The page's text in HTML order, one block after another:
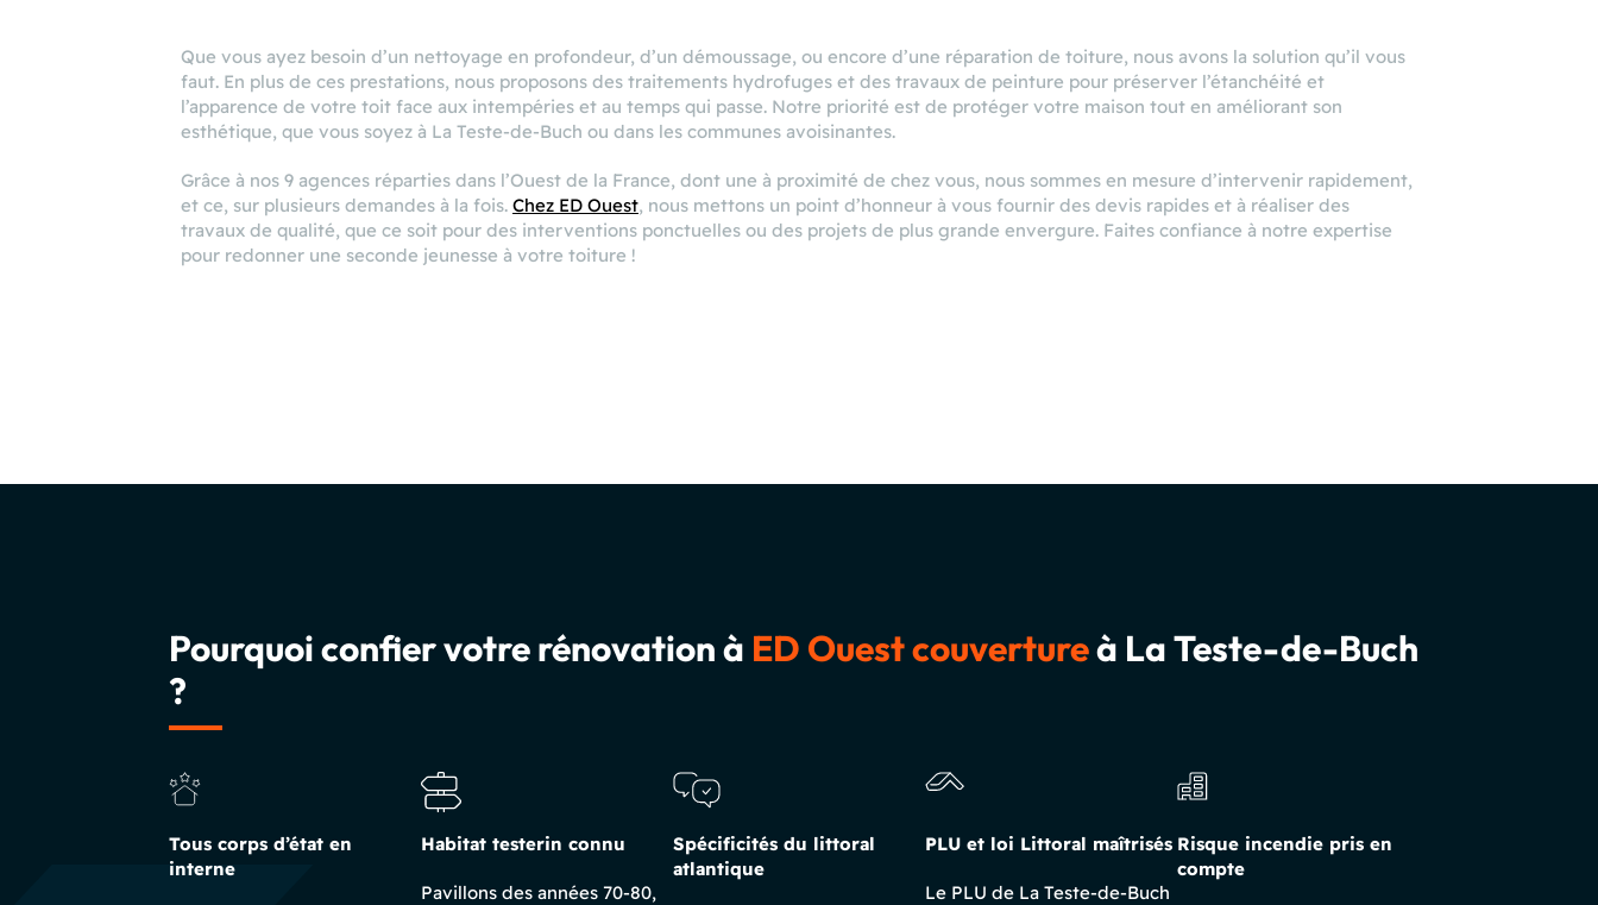
Que vous ayez besoin d’un nettoyage en profondeur, d’un démoussage, ou encore d’une réparation de toiture, nous avons la solution qu’il vous
faut. En plus de ces prestations, nous proposons des traitements hydrofuges et des travaux de peinture pour préserver l’étanchéité et
l’apparence de votre toit face aux intempéries et au temps qui passe. Notre priorité est de protéger votre maison tout en améliorant son
esthétique, que vous soyez à La Teste-de-Buch ou dans les communes avoisinantes.
Grâce à nos 9 agences réparties dans l’Ouest de la France, dont une à proximité de chez vous, nous sommes en mesure d’intervenir rapidement,
et ce, sur plusieurs demandes à la fois. Chez ED Ouest, nous mettons un point d’honneur à vous fournir des devis rapides et à réaliser des
travaux de qualité, que ce soit pour des interventions ponctuelles ou des projets de plus grande envergure. Faites confiance à notre expertise
pour redonner une seconde jeunesse à votre toiture !
Pourquoi confier votre rénovation à ED Ouest couvertureà La Teste-de-Buch
?
Tous corps d’état en
interne
Habitat testerin connu
Pavillons des années 70-80,
Spécificités du littoral
atlantique
PLU et loi Littoral maîtrisés
Le PLU de La Teste-de-Buch
Risque incendie pris en
compte